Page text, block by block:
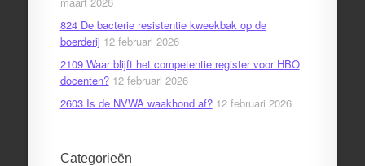
824 De bacterie resistentie kweekbak op de
boerderij 12 februari 2026
2109 Waar blijft het competentie register voor HBO
docenten? 12 februari 2026
2603 Is de NVWA waakhond af? 12 februari 2026
Categorieën